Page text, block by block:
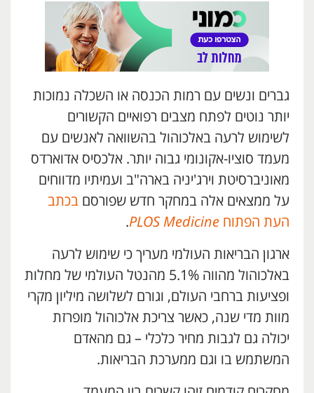
גברים ונשים עם רמות הכנסה או השכלה נמוכות
יותר נוטים לפתח מצבים רפואיים הקשורים
לשימוש לרעה באלכוהול בהשוואה לאנשים עם
מעמד סוציו-אקונומי גבוה יותר. אלכסיס אדוארדס
מאוניברסיטת וירג'יניה בארה"ב ועמיתיו מדווחים
על ממצאים אלה במחקר חדש שפורסם בכתב
העת הפתוח PLOS Medicine
.
ארגון הבריאות העולמי מעריך כי שימוש לרעה
באלכוהול מהווה 5.1% מהנטל העולמי של מחלות
ופציעות ברחבי העולם, וגורם לשלושה מיליון מקרי
מוות מדי שנה, כאשר צריכת אלכוהול מופרזת
יכולה גם לגבות מחיר כלכלי – גם מהאדם
המשתמש בו וגם ממערכת הבריאות.